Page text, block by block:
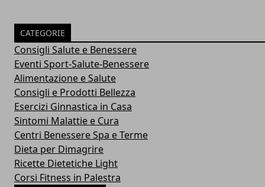
CATEGORIE
Consigli Salute e Benessere
Eventi Sport-Salute-Benessere
Alimentazione e Salute
Consigli e Prodotti Bellezza
Esercizi Ginnastica in Casa
Sintomi Malattie e Cura
Centri Benessere Spa e Terme
Dieta per Dimagrire
Ricette Dietetiche Light
Corsi Fitness in Palestra